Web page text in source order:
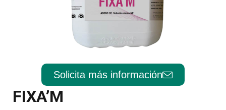
Solicita más información
FIXA’M